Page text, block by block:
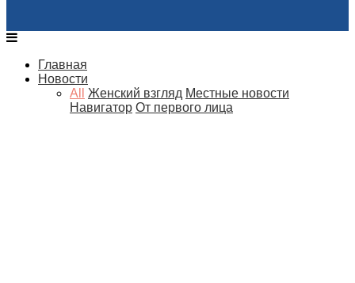
Главная
Новости
All
Женский взгляд Местные новости
Навигатор От первого лица